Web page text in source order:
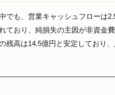
でも、営業キャッシュフローは
ており、純損失の主因が非資金
残高は14.5億円と安定しており